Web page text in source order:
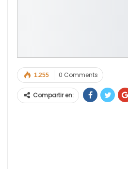
0 Comments
1.255
Compartir en: